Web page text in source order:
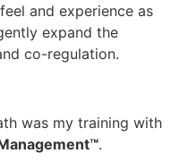
and experience as
expand the
co-regulation.
was my training with
.